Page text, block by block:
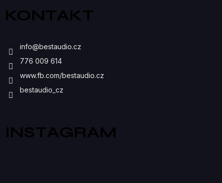
KONTAKT
info@bestaudio.cz
776 009 614
www.fb.com/bestaudio.cz
bestaudio_cz
INSTAGRAM